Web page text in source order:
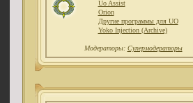
Uo Assist
Orion
Другие программы для UO
Yoko Injection (Archive)
Модераторы: Супермодераторы